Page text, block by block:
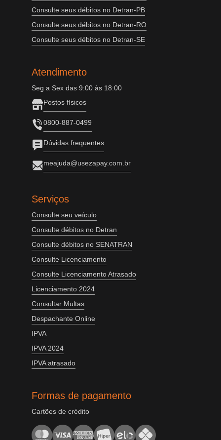
Consulte seus débitos no Detran-PB
Consulte seus débitos no Detran-RO
Consulte seus débitos no Detran-SE
Atendimento
Seg a Sex das 9:00 às 18:00
Postos físicos
0800-887-0499
Dúvidas frequentes
meajuda@usezapay.com.br
Serviços
Consulte seu veículo
Consulte débitos no Detran
Consulte débitos no SENATRAN
Consulte Licenciamento
Consulte Licenciamento Atrasado
Licenciamento 2024
Consultar Multas
Despachante Online
IPVA
IPVA 2024
IPVA atrasado
Formas de pagamento
Cartões de crédito